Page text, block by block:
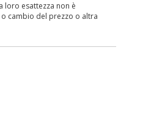
loro esattezza non è
cambio del prezzo o altra